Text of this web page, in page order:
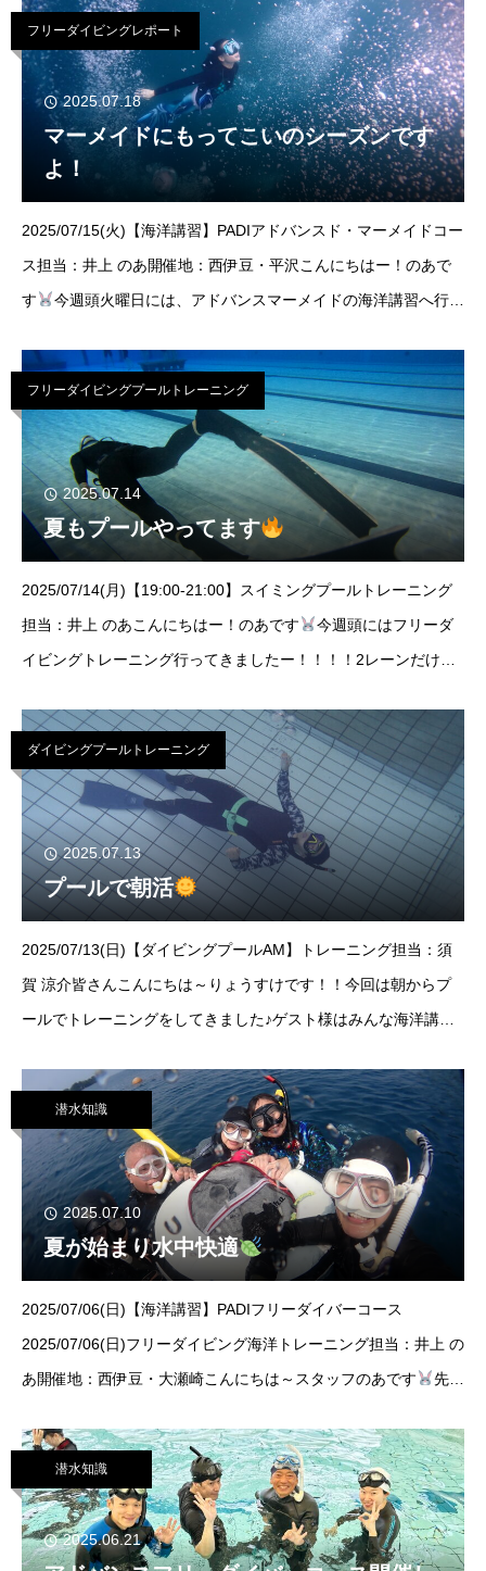
火
フリーダイビングレポート
2025.07.18
マーメイドにもってこいのシーズンです
よ！
2025/07/15(火)【海洋講習】PADIアドバンスド・マーメイドコー
ス担当：井上 のあ開催地：西伊豆・平沢こんにちはー！のあで
す
今週頭火曜日には、アドバンスマーメイドの海洋講習へ行っ
ますよー！この日はまさ
フリーダイビングプールトレーニング
2025.07.14
夏もプールやってます
2025/07/14(月)【19:00-21:00】スイミングプールトレーニング
担当：井上 のあこんにちはー！のあです
今週頭にはフリーダ
イビングトレーニング行ってきましたー！！！！2レーンだけど
後半は泳ぎつかれ
ダイビングプールトレーニング
2025.07.13
プールで朝活
2025/07/13(日)【ダイビングプールAM】トレーニング担当：須
賀 涼介皆さんこんにちは～りょうすけです！！今回は朝からプ
ールでトレーニングをしてきました♪ゲスト様はみんな海洋講習
て
潜水知識
2025.07.10
夏が始まり水中快適
2025/07/06(日)【海洋講習】PADIフリーダイバーコース
2025/07/06(日)フリーダイビング海洋トレーニング担当：井上 の
あ開催地：西伊豆・大瀬崎こんにちは～スタッフのあです
先週
た！！！！この日
潜水知識
2025.06.21